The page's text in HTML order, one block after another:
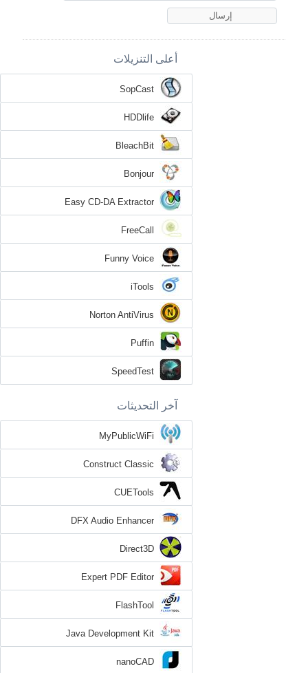
أعلى التنزيلات
SopCast
HDDlife
BleachBit
Bonjour
Easy CD-DA Extractor
FreeCall
Funny Voice
iTools
Norton AntiVirus
Puffin
SpeedTest
آخر التحديثات
MyPublicWiFi
Construct Classic
CUETools
DFX Audio Enhancer
Direct3D
Expert PDF Editor
FlashTool
Java Development Kit
nanoCAD